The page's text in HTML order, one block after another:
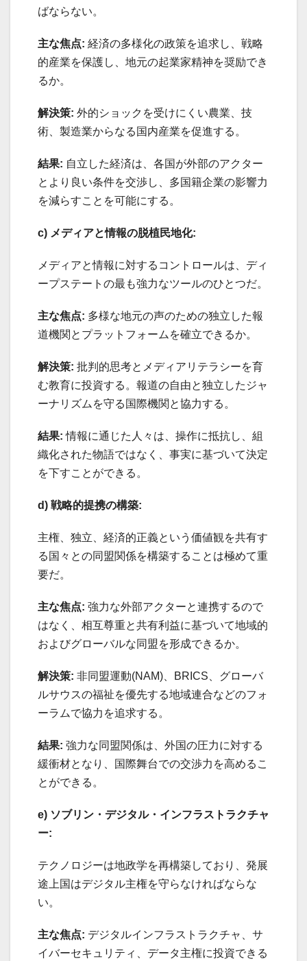
ばならない。
主な焦点: 経済の多様化の政策を追求し、戦略
的産業を保護し、地元の起業家精神を奨励でき
るか。
解決策: 外的ショックを受けにくい農業、技
術、製造業からなる国内産業を促進する。
結果: 自立した経済は、各国が外部のアクター
とより良い条件を交渉し、多国籍企業の影響力
を減らすことを可能にする。
c) メディアと情報の脱植民地化:
メディアと情報に対するコントロールは、ディ
ープステートの最も強力なツールのひとつだ。
主な焦点: 多様な地元の声のための独立した報
道機関とプラットフォームを確立できるか。
解決策: 批判的思考とメディアリテラシーを育
む教育に投資する。報道の自由と独立したジャ
ーナリズムを守る国際機関と協力する。
結果: 情報に通じた人々は、操作に抵抗し、組
織化された物語ではなく、事実に基づいて決定
を下すことができる。
d) 戦略的提携の構築:
主権、独立、経済的正義という価値観を共有す
る国々との同盟関係を構築することは極めて重
要だ。
主な焦点: 強力な外部アクターと連携するので
はなく、相互尊重と共有利益に基づいて地域的
およびグローバルな同盟を形成できるか。
解決策: 非同盟運動(NAM)、BRICS、グローバ
ルサウスの福祉を優先する地域連合などのフォ
ーラムで協力を追求する。
結果: 強力な同盟関係は、外国の圧力に対する
緩衝材となり、国際舞台での交渉力を高めるこ
とができる。
e) ソブリン・デジタル・インフラストラクチャ
ー:
テクノロジーは地政学を再構築しており、発展
途上国はデジタル主権を守らなければならな
い。
主な焦点: デジタルインフラストラクチャ、サ
イバーセキュリティ、データ主権に投資できる